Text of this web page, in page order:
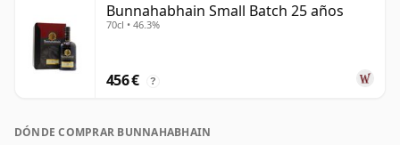
Bunnahabhain Small Batch 25 años
70cl • 46.3%
456 € ?
DÓNDE COMPRAR BUNNAHABHAIN